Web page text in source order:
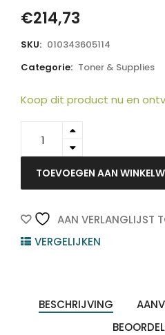
€214,73
SKU: 010343605114
Categorie: Toner & Supplies
Koop dit product nu en
C13S051111
EPSON
Drum
15.000vel
quantity
TOEVOEGEN AAN
AAN VERLANGLIJST
VERGELIJKEN
BESCHRIJVING